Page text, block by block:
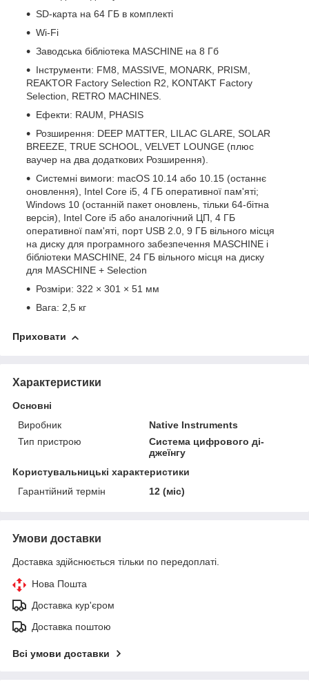
SD-карта на 64 ГБ в комплекті
Wi-Fi
Заводська бібліотека MASCHINE на 8 Гб
Інструменти: FM8, MASSIVE, MONARK, PRISM,
REAKTOR Factory Selection R2, KONTAKT Factory
Selection, RETRO MACHINES.
Ефекти: RAUM, PHASIS
Розширення: DEEP MATTER, LILAC GLARE, SOLAR
BREEZE, TRUE SCHOOL, VELVET LOUNGE (плюс
ваучер на два додаткових Розширення).
Системні вимоги: macOS 10.14 або 10.15 (останнє
оновлення), Intel Core i5, 4 ГБ оперативної пам'яті;
Windows 10 (останній пакет оновлень, тільки 64-бітна
версія), Intel Core i5 або аналогічний ЦП, 4 ГБ
оперативної пам'яті, порт USB 2.0, 9 ГБ вільного місця
на диску для програмного забезпечення MASCHINE і
бібліотеки MASCHINE, 24 ГБ вільного місця на диску
для MASCHINE + Selection
Розміри: 322 × 301 × 51 мм
Вага: 2,5 кг
Приховати
Характеристики
Основні
Виробник
Native Instruments
Тип пристрою
Система цифрового ді-
джеїнгу
Користувальницькі характеристики
Гарантійний термін
12 (міс)
Умови доставки
Доставка здійснюється тільки по передоплаті.
Нова Пошта
Доставка кур'єром
Доставка поштою
Всі умови доставки